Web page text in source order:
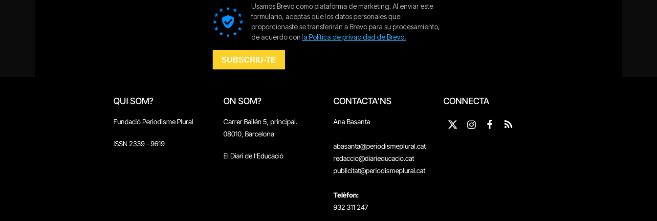
QUI SOM?
Fundació Periodisme Plural
ISSN 2339 - 9619
ON SOM?
Carrer Bailén 5, principal.
08010, Barcelona
El Diari de l'Educació
CONTACTA'NS
Ana Basanta
abasanta@periodismeplural.cat
redaccio@diarieducacio.cat
publicitat@periodismeplural.cat
Telèfon:
932 311 247
CONNECTA
X
Instagram
Facebook
RSS